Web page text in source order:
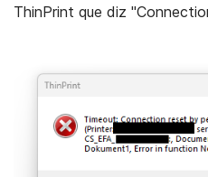
ThinPrint que diz